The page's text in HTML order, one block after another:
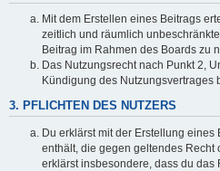
Mit dem Erstellen eines Beitrags
zeitlich und räumlich
Beitrag im Rahmen des Boards zu
Das Nutzungsrecht nach Punkt 2,
Kündigung des Nutzungsvertrages
3. PFLICHTEN DES NUTZERS
Du erklärst mit der Erstellung eines
enthält, die gegen geltendes Recht
erklärst insbesondere, dass du das